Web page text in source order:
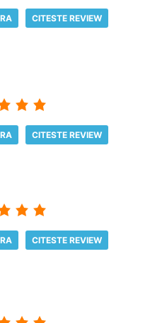
CITESTE REVIEW
CITESTE REVIEW
CITESTE REVIEW